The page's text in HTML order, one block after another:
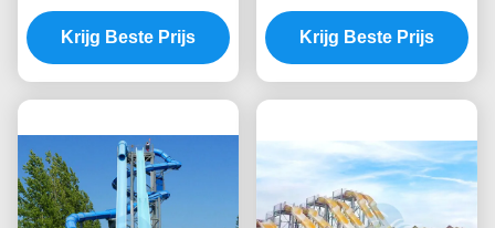
snelheid van de
glasvezelkamikaze het
Waterdia 12m Hoogte
Krijg Beste Prijs
van het Dia Zwembad
voor Volwassenen
Krijg Beste Prijs